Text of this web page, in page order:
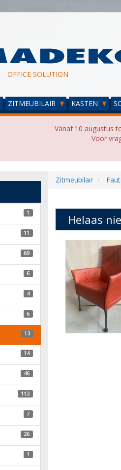
OFFICE SOLUTION
ZITMEUBILAIR KASTEN
Vanaf 10 augustus
Voor
Zitmeubilair
Helaas
1
11
69
6
4
6
13
14
46
113
7
26
1